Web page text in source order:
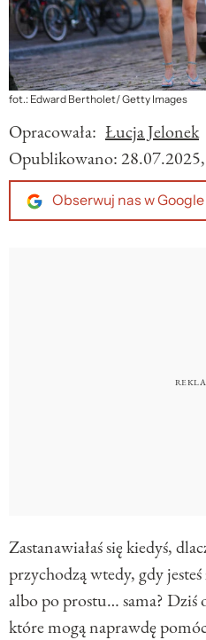
fot.: Edward Bertholet/ Getty Images
Opracowała: Łucja Jelonek
Opublikowano:
Obserwuj nas w Google
Zastanawiałaś się kiedyś,
przychodzą wtedy, gdy
albo po prostu… sama?
które mogą naprawdę